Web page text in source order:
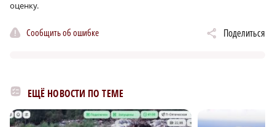
оценку.
Сообщить об ошибке Поделиться
ЕЩЁ НОВОСТИ ПО ТЕМЕ